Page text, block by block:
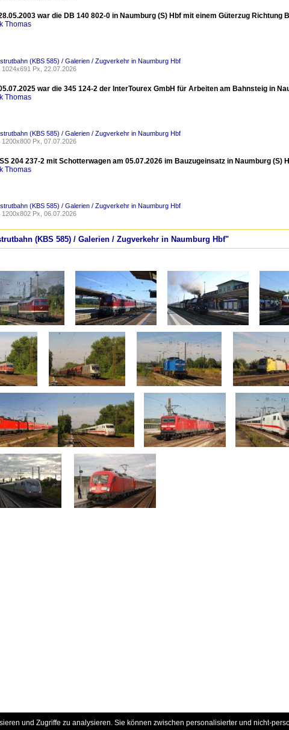
war die DB 140 802-0 in Naumburg (S) Hbf mit einem Güterzug Richtung
Thomas
(KBS 585) / Galerien / Zugverkehr in Naumburg Hbf
1024x691 Px, 22.07.2026
war die 345 124-2 der InterTourex GmbH für Arbeiten am Bahnsteig in
Thomas
(KBS 585) / Galerien / Zugverkehr in Naumburg Hbf
1200x800 Px, 07.07.2026
204 237-2 mit Schotterwagen am 05.07.2026 im Bauzugeinsatz in Naumburg (S)
Thomas
(KBS 585) / Galerien / Zugverkehr in Naumburg Hbf
1200x802 Px, 06.07.2026
(KBS 585) / Galerien / Zugverkehr in Naumburg Hbf"
und Zugriffe zu analysieren. Sie können zwischen personalisierter und nicht-